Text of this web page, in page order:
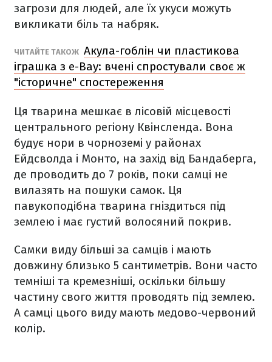
загрози для людей, але їх укуси можуть
викликати біль та набряк.
ЧИТАЙТЕ ТАКОЖ Акула-гоблін чи пластикова
іграшка з e-Bay: вчені спростували своє ж
"історичне" спостереження
Ця тварина мешкає в лісовій місцевості
центрального регіону Квінсленда. Вона
будує нори в чорноземі у районах
Ейдсволда і Монто, на захід від Бандаберга,
де проводить до 7 років, поки самці не
вилазять на пошуки самок. Ця
павукоподібна тварина гніздиться під
землею і має густий волосяний покрив.
Самки виду більші за самців і мають
довжину близько 5 сантиметрів. Вони часто
темніші та кремезніші, оскільки більшу
частину свого життя проводять під землею.
А самці цього виду мають медово-червоний
колір.